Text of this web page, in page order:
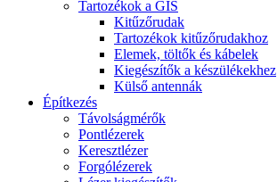
Tartozékok a GIS
Kitűzőrudak
Tartozékok kitűzőrudakhoz
Elemek, töltők és kábelek
Kiegészítők a készülékekhez
Külső antennák
Építkezés
Távolságmérők
Pontlézerek
Keresztlézer
Forgólézerek